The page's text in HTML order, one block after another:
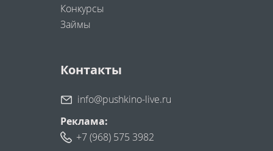
Конкурсы
Займы
Контакты
info@pushkino-live.ru
Реклама:
+7 (968) 575 3982